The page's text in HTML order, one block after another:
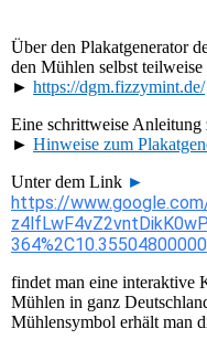
Über den Plakatgenerator
den Mühlen selbst
► https://dgm.fizzymint.de/
Eine schrittweise Anleitung
► Hinweise zum
Unter dem Link ►
https://
findet man eine interaktive
Mühlen in ganz
Mühlensymbol erhält man